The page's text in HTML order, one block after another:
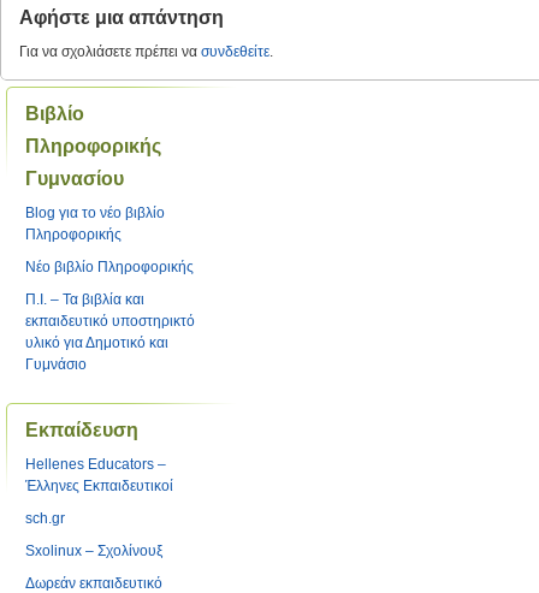
Αφήστε μια απάντηση
Για να σχολιάσετε πρέπει να συνδεθείτε.
Βιβλίο
Πληροφορικής
Γυμνασίου
Blog για το νέο βιβλίο
Πληροφορικής
Νέο βιβλίο Πληροφορικής
Π.Ι. – Τα βιβλία και
εκπαιδευτικό υποστηρικτό
υλικό για Δημοτικό και
Γυμνάσιο
Εκπαίδευση
Hellenes Educators –
Έλληνες Eκπαιδευτικοί
sch.gr
Sxolinux – Σχολίνουξ
Δωρεάν εκπαιδευτικό